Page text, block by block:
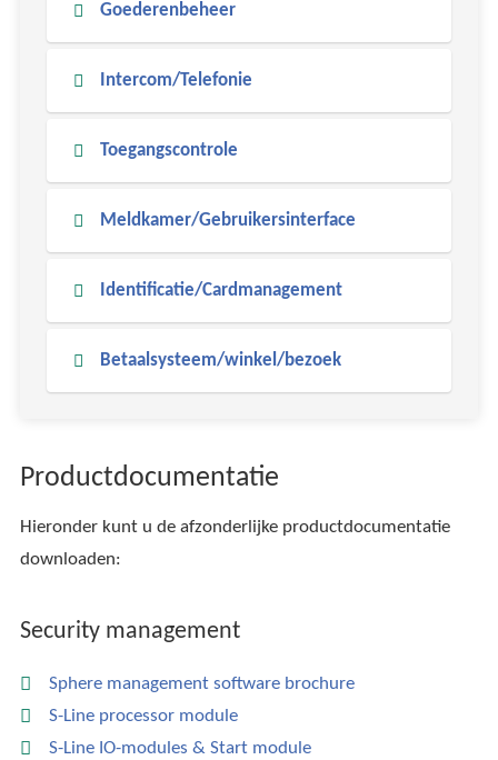
Goederenbeheer
Intercom/Telefonie
Toegangscontrole
Meldkamer/Gebruikersinterface
Identificatie/Cardmanagement
Betaalsysteem/winkel/bezoek
Productdocumentatie
Hieronder kunt u de afzonderlijke productdocumentatie
downloaden:
Security management
Sphere management software brochure
S-Line processor module
S-Line IO-modules & Start module